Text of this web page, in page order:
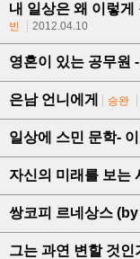
내 일상은 왜 이렇
빈
2012.04.10
영혼이 있는 공무원
은남 언니에게 승완
일상에 스민 문학-
자신의 미래를 보는
쌍코피 르네상스
그는 과연 변할 것인